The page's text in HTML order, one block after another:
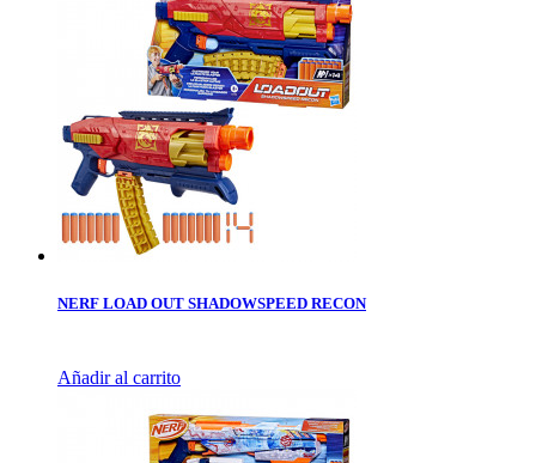
NERF LOAD OUT SHADOWSPEED RECON
Añadir al carrito